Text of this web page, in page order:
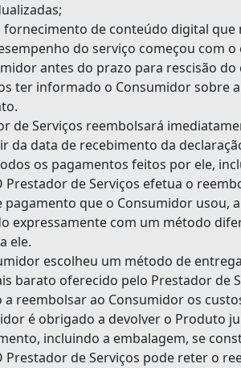
fornecimento de conteúdo digital
do serviço começou com
antes do prazo para rescisão
ter informado o Consumidor sobre
de Serviços reembolsará
da data de recebimento da
os pagamentos feitos por ele,
Prestador de Serviços efetua o
pagamento que o Consumidor usou,
expressamente com um método
ele.
escolheu um método de
barato oferecido pelo Prestador de
a reembolsar ao Consumidor os
é obrigado a devolver o Produto
incluindo a embalagem, se
Prestador de Serviços pode reter o